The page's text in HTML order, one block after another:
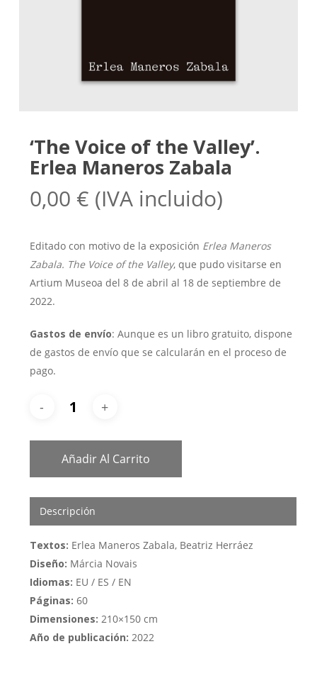
‘The Voice of the Valley’.
Erlea Maneros Zabala
0,00 € (IVA incluido)
Editado con motivo de la exposición Erlea Maneros
Zabala. The Voice of the Valley, que pudo visitarse en
Artium Museoa del 8 de abril al 18 de septiembre de
2022.
Gastos de envío: Aunque es un libro gratuito, dispone
de gastos de envío que se calcularán en el proceso de
pago.
Añadir Al Carrito
Descripción
Textos: Erlea Maneros Zabala, Beatriz Herráez
Diseño: Márcia Novais
Idiomas: EU / ES / EN
Páginas: 60
Dimensiones: 210×150 cm
Año de publicación: 2022